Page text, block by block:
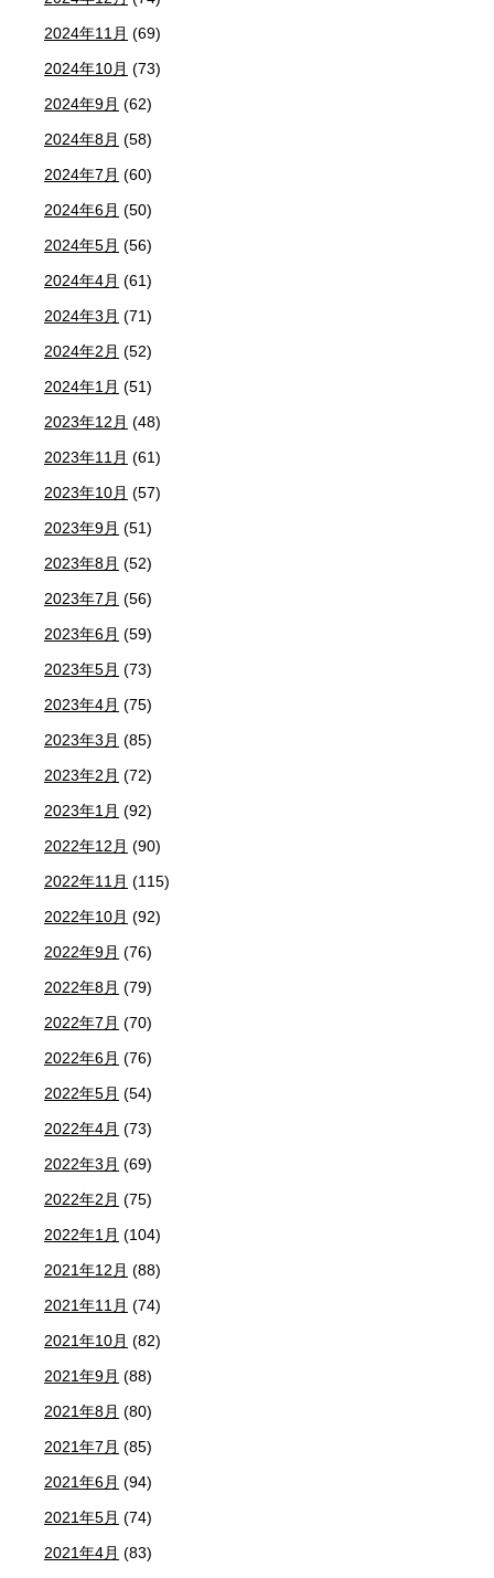
2024年11月 (69)
2024年10月 (73)
2024年9月 (62)
2024年8月 (58)
2024年7月 (60)
2024年6月 (50)
2024年5月 (56)
2024年4月 (61)
2024年3月 (71)
2024年2月 (52)
2024年1月 (51)
2023年12月 (48)
2023年11月 (61)
2023年10月 (57)
2023年9月 (51)
2023年8月 (52)
2023年7月 (56)
2023年6月 (59)
2023年5月 (73)
2023年4月 (75)
2023年3月 (85)
2023年2月 (72)
2023年1月 (92)
2022年12月 (90)
2022年11月 (115)
2022年10月 (92)
2022年9月 (76)
2022年8月 (79)
2022年7月 (70)
2022年6月 (76)
2022年5月 (54)
2022年4月 (73)
2022年3月 (69)
2022年2月 (75)
2022年1月 (104)
2021年12月 (88)
2021年11月 (74)
2021年10月 (82)
2021年9月 (88)
2021年8月 (80)
2021年7月 (85)
2021年6月 (94)
2021年5月 (74)
2021年4月 (83)